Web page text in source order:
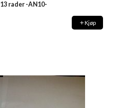
rader -AN10-
Kjøp